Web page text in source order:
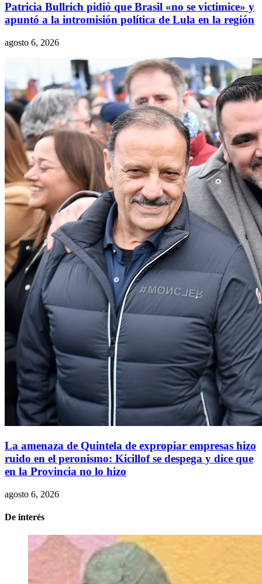
Patricia Bullrich pidió que Brasil «no se victimice» y
apuntó a la intromisión política de Lula en la región
agosto 6, 2026
La amenaza de Quintela de expropiar empresas hizo
ruido en el peronismo: Kicillof se despega y dice que
en la Provincia no lo hizo
agosto 6, 2026
De interés